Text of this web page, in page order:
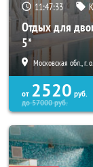
11:47:31
Отдых для
5*
Московская обл., г.
от 2520 руб.
до57000руб.